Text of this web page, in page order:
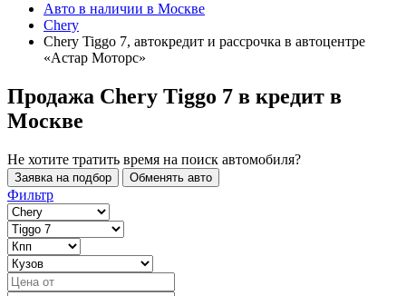
Авто в наличии в Москве
Chery
Chery Tiggo 7, автокредит и рассрочка в автоцентре
«Астар Моторс»
Продажа Chery Tiggo 7 в кредит в
Москве
Не хотите тратить время на поиск автомобиля?
Заявка на подбор Обменять авто
Фильтр